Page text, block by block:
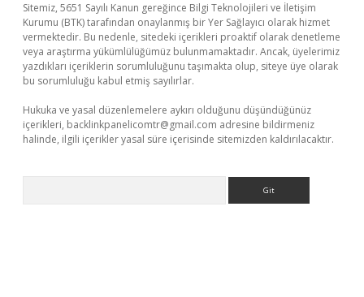
Sitemiz, 5651 Sayılı Kanun gereğince Bilgi Teknolojileri ve İletişim
Kurumu (BTK) tarafından onaylanmış bir Yer Sağlayıcı olarak hizmet
vermektedir. Bu nedenle, sitedeki içerikleri proaktif olarak denetleme
veya araştırma yükümlülüğümüz bulunmamaktadır. Ancak, üyelerimiz
yazdıkları içeriklerin sorumluluğunu taşımakta olup, siteye üye olarak
bu sorumluluğu kabul etmiş sayılırlar.
Hukuka ve yasal düzenlemelere aykırı olduğunu düşündüğünüz
içerikleri, backlinkpanelicomtr@gmail.com adresine bildirmeniz
halinde, ilgili içerikler yasal süre içerisinde sitemizden kaldırılacaktır.